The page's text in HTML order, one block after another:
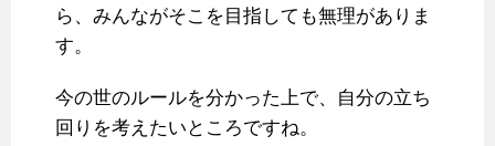
ら、みんながそこを目指しても無理がありま
す。
今の世のルールを分かった上で、自分の立ち
回りを考えたいところですね。